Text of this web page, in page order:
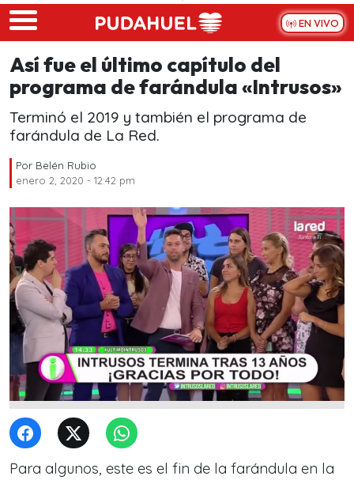
Skip to main content
EN VIVO
Así fue el último capítulo del
programa de farándula «Intrusos»
Terminó el 2019 y también el programa de
farándula de La Red.
Por Belén Rubio
enero 2, 2020 - 12:42 pm
Para algunos, este es el fin de la farándula en la